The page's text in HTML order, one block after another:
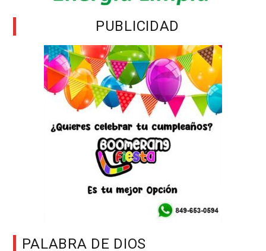
PUBLICIDAD
PALABRA DE DIOS